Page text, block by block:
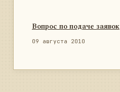
Вопрос по подаче заявок
09 августа 2010